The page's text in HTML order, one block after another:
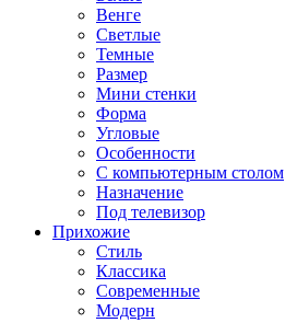
Венге
Светлые
Темные
Размер
Мини стенки
Форма
Угловые
Особенности
С компьютерным столом
Назначение
Под телевизор
Прихожие
Стиль
Классика
Современные
Модерн